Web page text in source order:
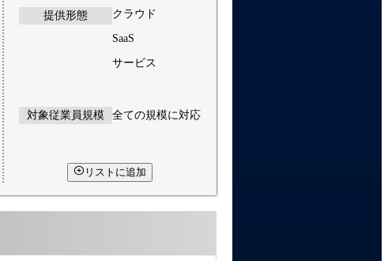
提供形態 クラウド
SaaS
サービス
対象従業員規模 全ての規模に対応
リストに追加